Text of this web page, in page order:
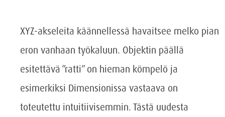
XYZ-akseleita käännellessä havaitsee melko pian
eron vanhaan työkaluun. Objektin päällä
esitettävä ”ratti” on hieman kömpelö ja
esimerkiksi Dimensionissa vastaava on
toteutettu intuitiivisemmin. Tästä uudesta